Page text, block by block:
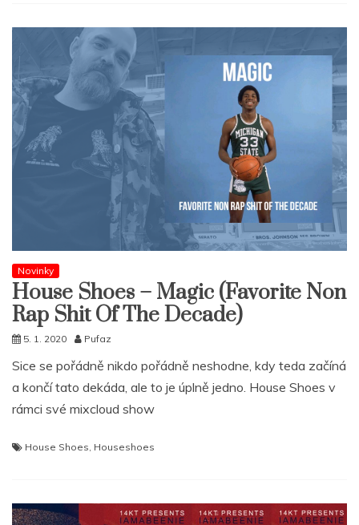
Novinky
House Shoes – Magic (Favorite Non
Rap Shit Of The Decade)
5. 1. 2020 Pufaz
Sice se pořádně nikdo pořádně neshodne, kdy teda začíná
a končí tato dekáda, ale to je úplně jedno. House Shoes v
rámci své mixcloud show
House Shoes Houseshoes